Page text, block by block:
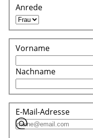
Anrede
Vorname
Nachname
E-Mail-Adresse